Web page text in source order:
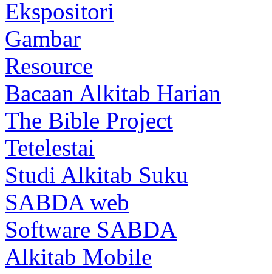
Ekspositori
Gambar
Resource
Bacaan Alkitab Harian
The Bible Project
Tetelestai
Studi Alkitab Suku
SABDA web
Software SABDA
Alkitab Mobile